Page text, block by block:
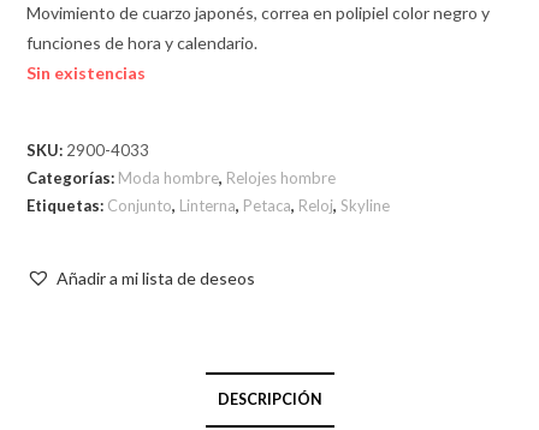
Movimiento de cuarzo japonés, correa en polipiel color negro y
funciones de hora y calendario.
Sin existencias
SKU: 2900-4033
Categorías: Moda hombre, Relojes hombre
Etiquetas: Conjunto, Linterna, Petaca, Reloj,Skyline
Añadir a mi lista de deseos
DESCRIPCIÓN